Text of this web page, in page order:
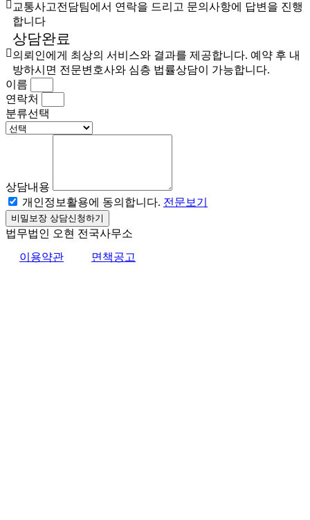
교통사고전담팀에서 연락을 드리고 문의사항에 답변을 진행
합니다
상담완료
의뢰인에게 최상의 서비스와 결과를 제공합니다. 예약 후 내
방하시면 전문변호사와 심층 법률상담이 가능합니다.
이름
연락처
분류선택
상담내용
개인정보활용에 동의합니다. 전문보기
비밀보장 상담신청하기
법무법인 오현 전국사무소
이용약관
면책공고